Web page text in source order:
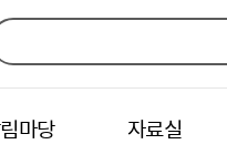
마당 자료실